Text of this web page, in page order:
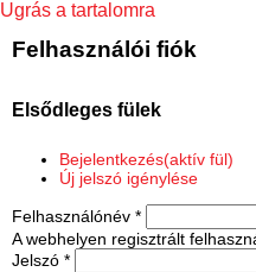
Ugrás a tartalomra
Felhasználói fiók
Elsődleges fülek
Bejelentkezés(aktív fül)
Új jelszó igénylése
Felhasználónév *
A webhelyen regisztrált
Jelszó *